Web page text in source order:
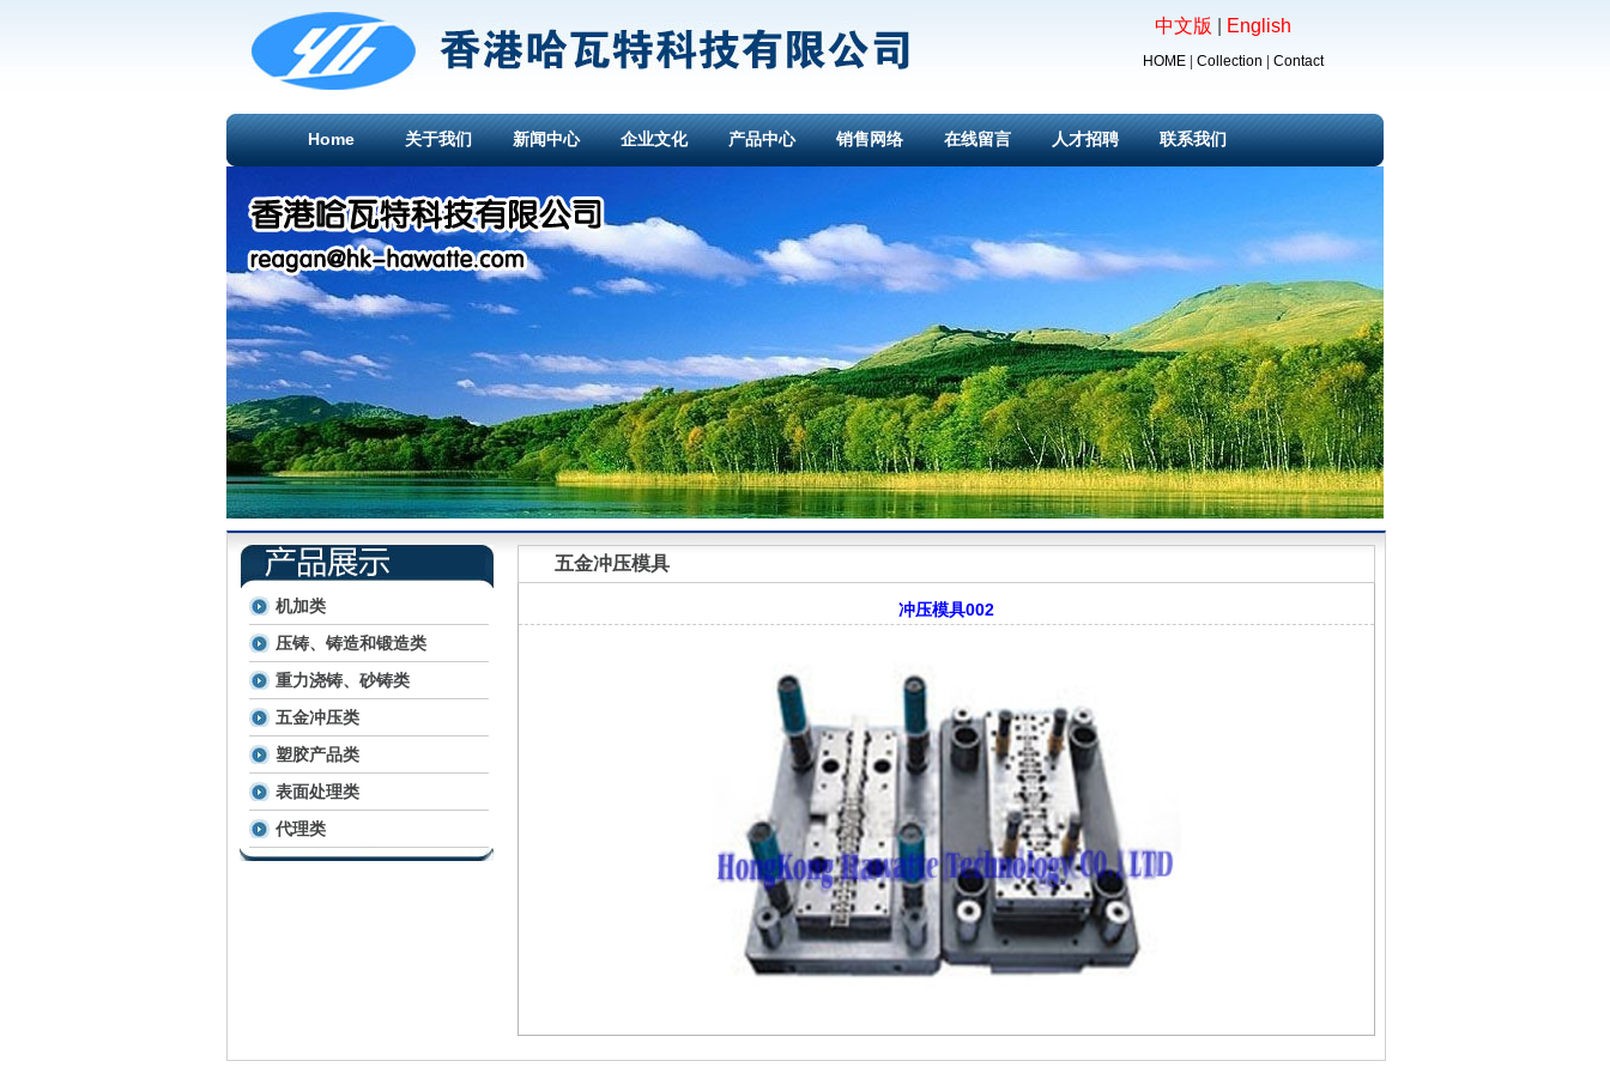
中文版 English
HOME Collection Contact
Home 关于我们 新闻中心 企业文化 产品中心 销售网络 在线留言 人才招聘 联系我们
机加类
压铸、铸造和锻造类
重力浇铸、砂铸类
五金冲压类
塑胶产品类
表面处理类
代理类
五金冲压模具
冲压模具002